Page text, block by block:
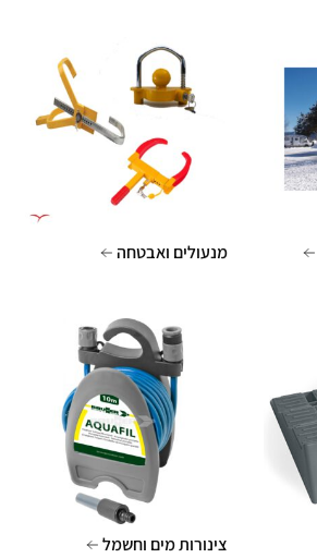
מנעולים ואבטחה
צינורות מים וחשמל